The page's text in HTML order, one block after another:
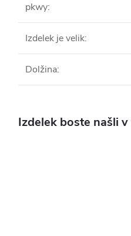
pkwy:
Izdelek je velik:
Dolžina: